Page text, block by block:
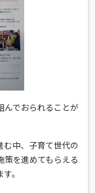
んでおられることが
む中、子育て世代の
を進めてもらえる
。